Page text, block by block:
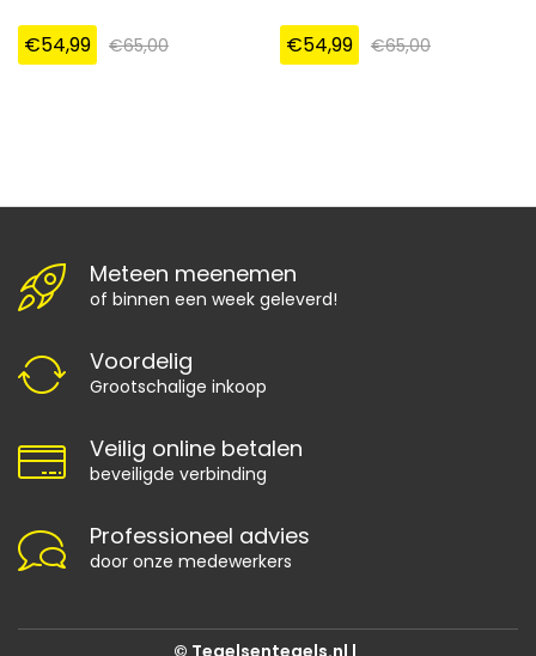
€54,99 €65,00 €54,99 €65,00
Meteen meenemen
of binnen een week geleverd!
Voordelig
Grootschalige inkoop
Veilig online betalen
beveiligde verbinding
Professioneel advies
door onze medewerkers
© Tegelsentegels.nl |